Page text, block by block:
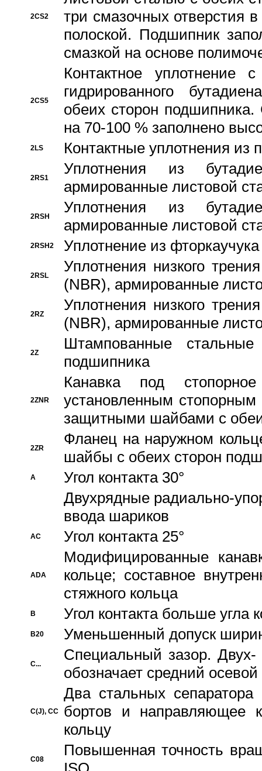
2CS2
три смазочных отверстия
полоской. Подшипник
смазкой на основе
2CS5
Контактное уплотнение
гидрированного
обеих сторон
на 70-100 % заполнено
2LS Контактные уплотнения из
2RS1
Уплотнения из
армированные листовой
2RSH
Уплотнения из
армированные листовой
2RSH2 Уплотнение из
2RSL
Уплотнения низкого
(NBR), армированные
2RZ
Уплотнения низкого
(NBR), армированные
2Z
Штампованные
подшипника
2ZNR
Канавка под
установленным
защитными шайбами с
2ZR
Фланец на наружном
шайбы с обеих сторон
A
Угол контакта 30°
Двухрядные радиально-
ввода шариков
AC Угол контакта 25°
ADA
Модифицированные
кольце; составное
стяжного кольца
B Угол контакта больше угла
B20 Уменьшенный допуск
C...
Специальный зазор.
обозначает средний
C(J), CC
Два стальных сепаратора
бортов и направляющее
кольцу
C08
Повышенная точность